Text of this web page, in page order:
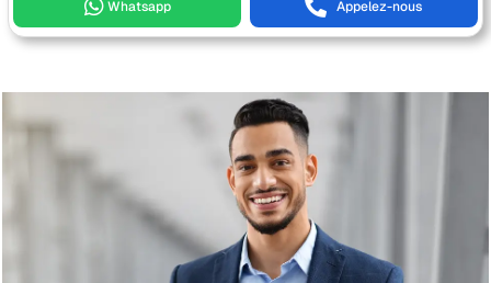
Whatsapp Appelez-nous